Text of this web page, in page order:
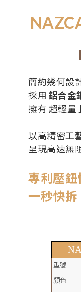
簡約幾何設
採用 鋁合金
擁有 超輕量
以高精密工
呈現高速無
專利壓鈕
一秒快拆
型號
顏色